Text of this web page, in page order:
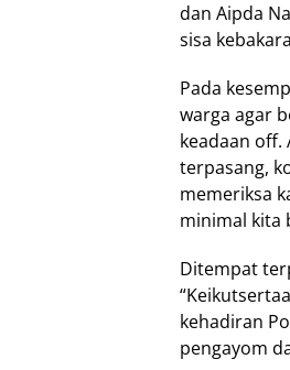
dan Aipda
sisa
Pada
warga agar
keadaan off.
terpasang,
memeriksa
minimal kita
Ditempat
kehadiran
pengayom